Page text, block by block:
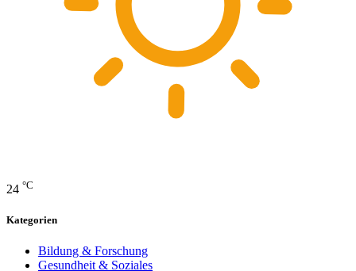
24 °C
Kategorien
Bildung & Forschung
Gesundheit & Soziales